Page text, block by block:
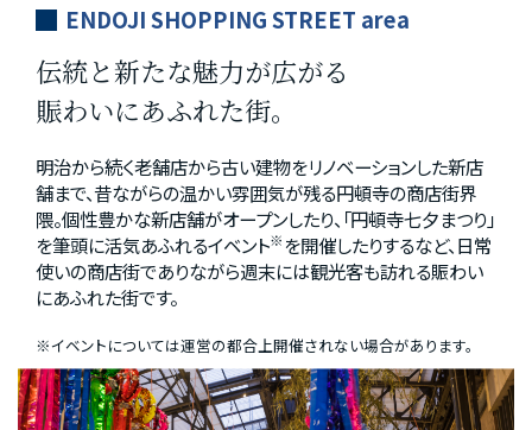
ENDOJI SHOPPING STREET area
伝統と新たな魅力が広がる
賑わいにあふれた街。
明治から続く老舗店から古い建物をリノベーションした新店
舗まで、昔ながらの温かい雰囲気が残る円頓寺の商店街界
隈。個性豊かな新店舗がオープンしたり、「円頓寺七夕まつり」
を筆頭に活気あふれるイベント※を開催したりするなど、日常
使いの商店街でありながら週末には観光客も訪れる賑わい
にあふれた街です。
※イベントについては運営の都合上開催されない場合があります。